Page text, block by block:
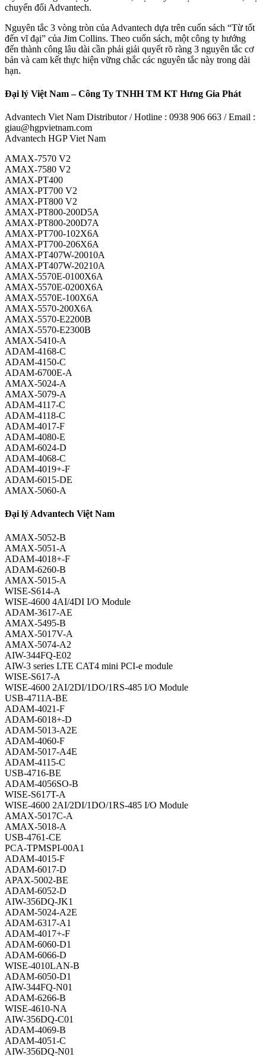
chuyển đổi Advantech.
Nguyên tắc 3 vòng tròn của Advantech dựa trên cuốn sách “Từ tốt
đến vĩ đại” của Jim Collins. Theo cuốn sách, một công ty hướng
đến thành công lâu dài cần phải giải quyết rõ ràng 3 nguyên tắc cơ
bản và cam kết thực hiện vững chắc các nguyên tắc này trong dài
hạn.
Đại lý Việt Nam – Công Ty TNHH TM KT Hưng Gia Phát
Advantech Viet Nam Distributor / Hotline : 0938 906 663 / Email :
giau@hgpvietnam.com
Advantech HGP Viet Nam
AMAX-7570 V2
AMAX-7580 V2
AMAX-PT400
AMAX-PT700 V2
AMAX-PT800 V2
AMAX-PT800-200D5A
AMAX-PT800-200D7A
AMAX-PT700-102X6A
AMAX-PT700-206X6A
AMAX-PT407W-20010A
AMAX-PT407W-20210A
AMAX-5570E-0100X6A
AMAX-5570E-0200X6A
AMAX-5570E-100X6A
AMAX-5570-200X6A
AMAX-5570-E2200B
AMAX-5570-E2300B
AMAX-5410-A
ADAM-4168-C
ADAM-4150-C
ADAM-6700E-A
AMAX-5024-A
AMAX-5079-A
ADAM-4117-C
ADAM-4118-C
ADAM-4017-F
ADAM-4080-E
ADAM-6024-D
ADAM-4068-C
ADAM-4019+-F
ADAM-6015-DE
AMAX-5060-A
Đại lý Advantech Việt Nam
AMAX-5052-B
AMAX-5051-A
ADAM-4018+-F
ADAM-6260-B
AMAX-5015-A
WISE-S614-A
WISE-4600 4AI/4DI I/O Module
ADAM-3617-AE
AMAX-5495-B
AMAX-5017V-A
AMAX-5074-A2
AIW-344FQ-E02
AIW-3 series LTE CAT4 mini PCI-e module
WISE-S617-A
WISE-4600 2AI/2DI/1DO/1RS-485 I/O Module
USB-4711A-BE
ADAM-4021-F
ADAM-6018+-D
ADAM-5013-A2E
ADAM-4060-F
ADAM-5017-A4E
ADAM-4115-C
USB-4716-BE
ADAM-4056SO-B
WISE-S617T-A
WISE-4600 2AI/2DI/1DO/1RS-485 I/O Module
AMAX-5017C-A
AMAX-5018-A
USB-4761-CE
PCA-TPMSPI-00A1
ADAM-4015-F
ADAM-6017-D
APAX-5002-BE
ADAM-6052-D
AIW-356DQ-JK1
ADAM-5024-A2E
ADAM-6317-A1
ADAM-4017+-F
ADAM-6060-D1
ADAM-6066-D
WISE-4010LAN-B
ADAM-6050-D1
AIW-344FQ-N01
ADAM-6266-B
WISE-4610-NA
AIW-356DQ-C01
ADAM-4069-B
ADAM-4051-C
AIW-356DQ-N01